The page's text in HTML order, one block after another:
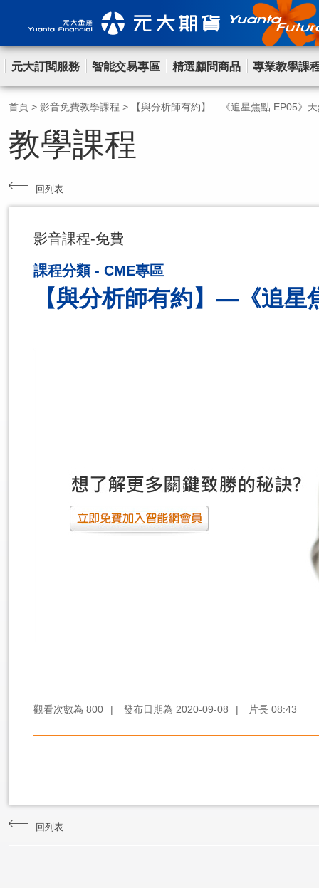
元大訂閱服務 智能交易專區 精選顧問商品 專業教學課
首頁 > 影音免費教學課程 > 【與分析師有約】—《追星焦點 EP05》
教學課程
回列表
影音課程-免費
課程分類 - CME專區
【與分析師有約】—《追
觀看次數為 800 | 發布日期為 2020-09-08 | 片長 08:43
回列表